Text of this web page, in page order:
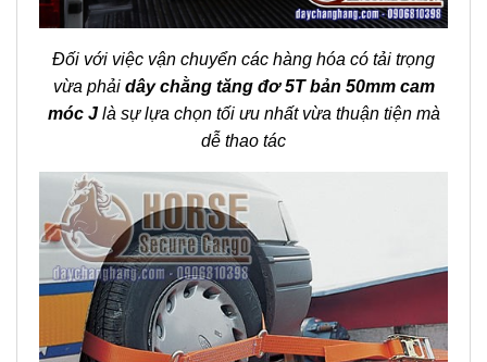
Đối với việc vận chuyển các hàng hóa có tải trọng
vừa phải dây chằng tăng đơ 5T bản 50mm cam
móc J là sự lựa chọn tối ưu nhất vừa thuận tiện mà
dễ thao tác